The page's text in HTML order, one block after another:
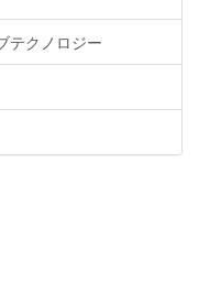
テクノロジー